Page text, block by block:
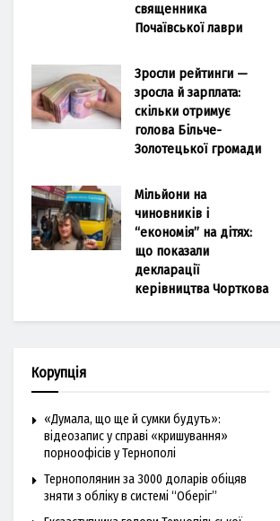
священника
Почаївської лаври
Зросли рейтинги —
зросла й зарплата:
скільки отримує
голова Більче-
Золотецької громади
Мільйони на
чиновників і
“економія” на дітях:
що показали
декларації
керівництва Чорткова
Корупція
«Думала, що ще й сумки будуть»:
відеозапис у справі «кришування»
порноофісів у Тернополі
Тернополянин за 3000 доларів обіцяв
зняти з обліку в системі “Оберіг”